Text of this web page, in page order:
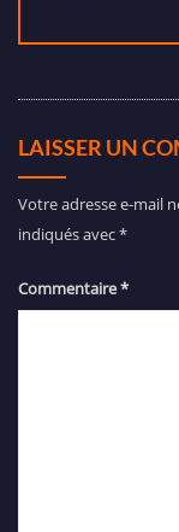
LAISSER UN
Votre adresse e-mail
indiqués avec*
Commentaire*